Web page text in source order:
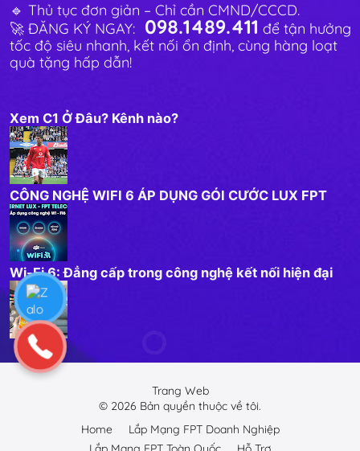
🔹 Thủ tục đơn giản – Chỉ cần CMND/CCCD.
🚀 ĐĂNG KÝ NGAY: 098.1489.411 để tận hưởng
tốc độ siêu nhanh, kết nối ổn định, cùng hàng loạt
quà tặng hấp dẫn!
Xem C1 Ở Đâu? Kênh nào?
CÔNG NGHỆ WIFI 6 ÁP DỤNG GÓI CƯỚC LUX FPT
Wi-Fi 6: Đẳng cấp trong công nghệ kết nối hiện đại
Trang Web
© 2026 Bản quyền thuộc về tôi.
Home
Lắp Mạng FPT Doanh Nghiệp